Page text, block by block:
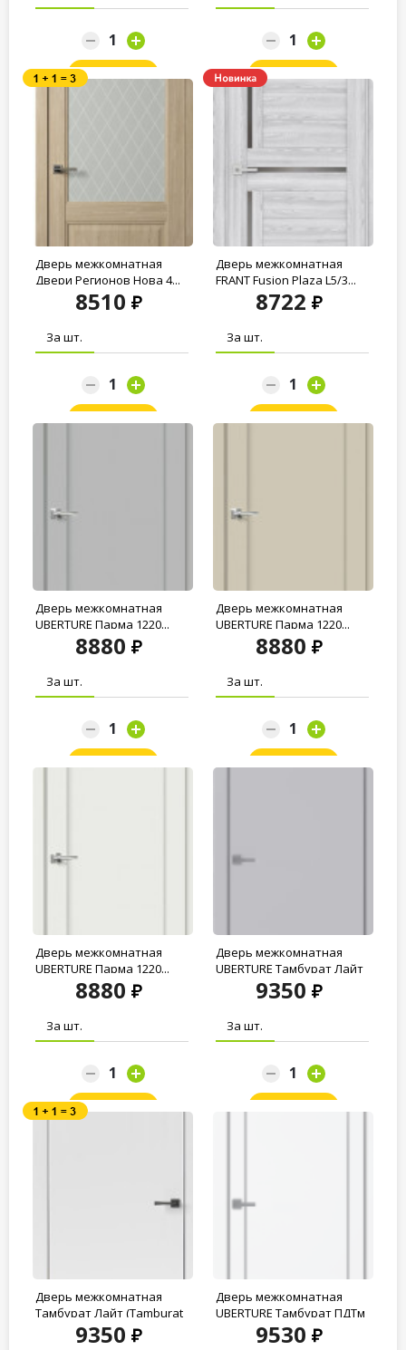
Заказать Заказать
Дверь межкомнатная
Двери Регионов Нова 4...
8510
За шт.
Заказать
Дверь межкомнатная
FRANT Fusion Plaza L5/3...
8722
За шт.
Заказать
Дверь межкомнатная
UBERTURE Парма 1220...
8880
За шт.
Заказать
Дверь межкомнатная
UBERTURE Парма 1220...
8880
За шт.
Заказать
Дверь межкомнатная
UBERTURE Парма 1220...
8880
За шт.
Заказать
Дверь межкомнатная
UBERTURE Тамбурат Лайт
ПДТС 4201...9350
За шт.
Заказать
Дверь межкомнатная
Тамбурат Лайт (Tamburat
Light) 4201...9350
Дверь межкомнатная
UBERTURE Тамбурат ПДТм
9530